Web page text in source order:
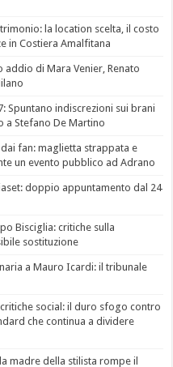
la location scelta, il costo
in Costiera Amalfitana
di Mara Venier, Renato
Spuntano indiscrezioni sui brani
a Stefano De Martino
fan: maglietta strappata e
un evento pubblico ad Adrano
doppio appuntamento dal 24
Bisciglia: critiche sulla
sostituzione
a Mauro Icardi: il tribunale
social: il duro sfogo contro
che continua a dividere
madre della stilista rompe il